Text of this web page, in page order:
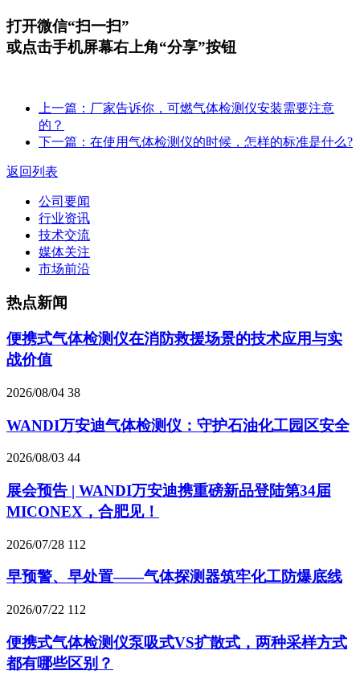
打开微信“扫一扫”
或点击手机屏幕右上角“分享”按钮
上一篇：厂家告诉你，可燃气体检测仪安装需要注意
的？
下一篇：在使用气体检测仪的时候，怎样的标准是什么?
返回列表
公司要闻
行业资讯
技术交流
媒体关注
市场前沿
热点新闻
便携式气体检测仪在消防救援场景的技术应用与实
战价值
2026/08/04 38
WANDI万安迪气体检测仪：守护石油化工园区安全
2026/08/03 44
展会预告 | WANDI万安迪携重磅新品登陆第34届
MICONEX，合肥见！
2026/07/28 112
早预警、早处置——气体探测器筑牢化工防爆底线
2026/07/22 112
便携式气体检测仪泵吸式VS扩散式，两种采样方式
都有哪些区别？